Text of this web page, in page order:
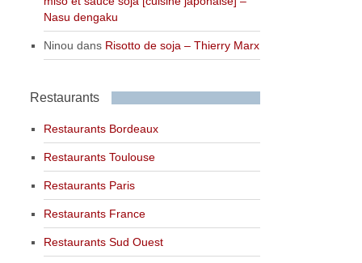
Nasu dengaku
Ninou dans Risotto de soja – Thierry Marx
Restaurants
Restaurants Bordeaux
Restaurants Toulouse
Restaurants Paris
Restaurants France
Restaurants Sud Ouest